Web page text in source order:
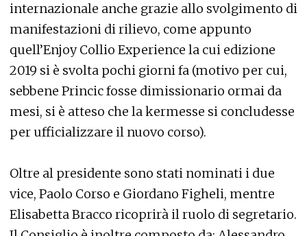
internazionale anche grazie allo svolgimento di
manifestazioni di rilievo, come appunto
quell’Enjoy Collio Experience la cui edizione
2019 si è svolta pochi giorni fa (motivo per cui,
sebbene Princic fosse dimissionario ormai da
mesi, si è atteso che la kermesse si concludesse
per ufficializzare il nuovo corso).
Oltre al presidente sono stati nominati i due
vice, Paolo Corso e Giordano Figheli, mentre
Elisabetta Bracco ricoprirà il ruolo di segretario.